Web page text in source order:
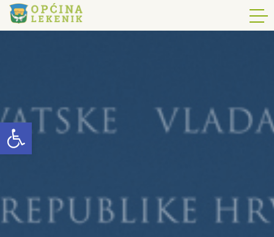
Open toolbar